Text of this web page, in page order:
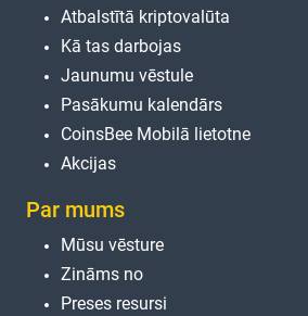
Atbalstītā kriptovalūta
Kā tas darbojas
Jaunumu vēstule
Pasākumu kalendārs
CoinsBee Mobilā lietotne
Akcijas
Par mums
Mūsu vēsture
Zināms no
Preses resursi